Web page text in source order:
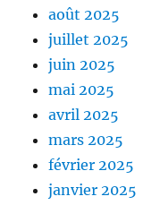
août 2025
juillet 2025
juin 2025
mai 2025
avril 2025
mars 2025
février 2025
janvier 2025